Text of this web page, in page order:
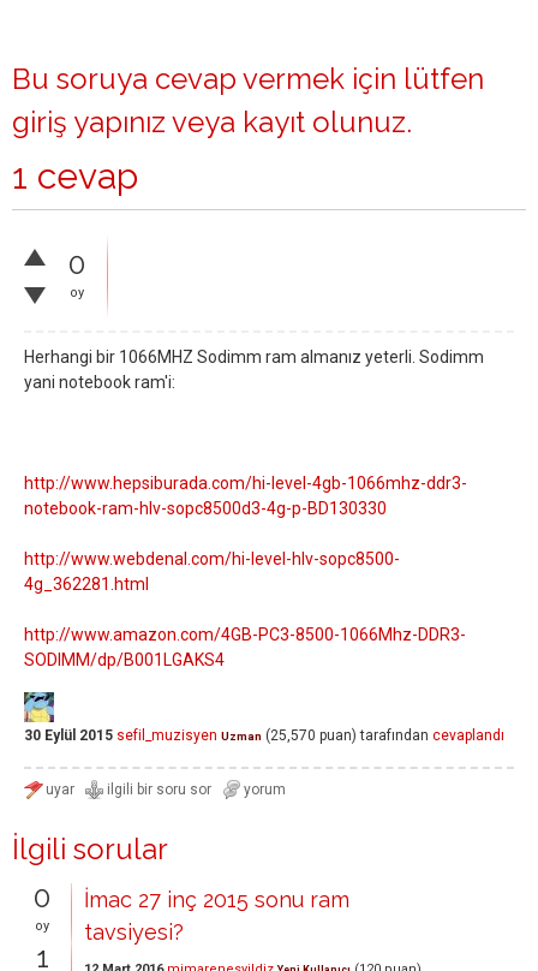
Bu soruya cevap vermek için lütfen
giriş yapınız veya kayıt olunuz.
1 cevap
0
oy
Herhangi bir 1066MHZ Sodimm ram almanız yeterli. Sodimm
yani notebook ram'i:
http://www.hepsiburada.com/hi-level-4gb-1066mhz-ddr3-
notebook-ram-hlv-sopc8500d3-4g-p-BD130330
http://www.webdenal.com/hi-level-hlv-sopc8500-
4g_362281.html
http://www.amazon.com/4GB-PC3-8500-1066Mhz-DDR3-
SODIMM/dp/B001LGAKS4
30 Eylül 2015 sefil_muzisyen Uzman (25,570 puan) tarafından cevaplandı
İlgili sorular
0
oy
1
İmac 27 inç 2015 sonu ram
tavsiyesi?